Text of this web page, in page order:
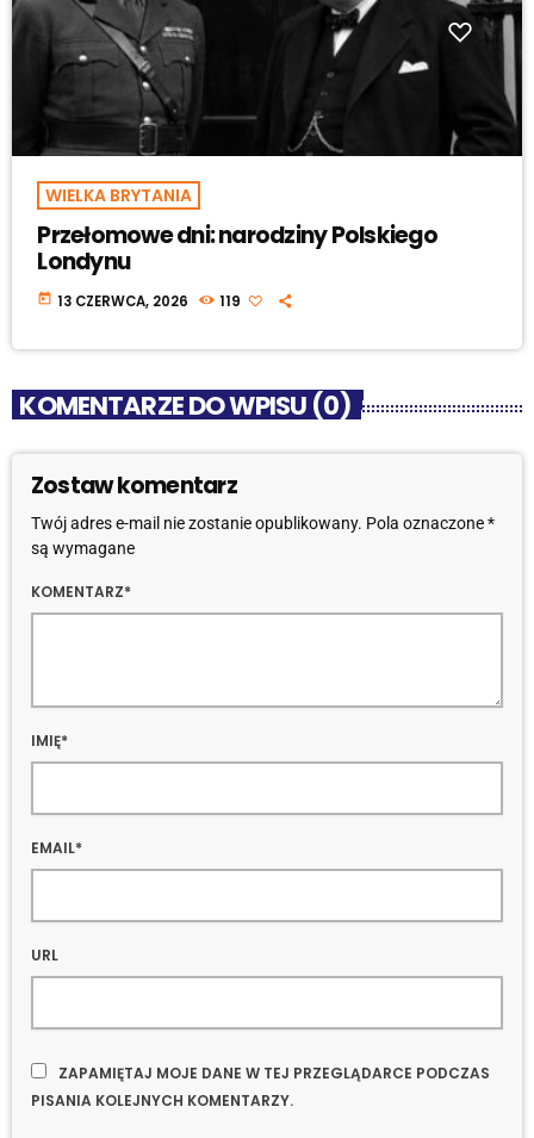
WIELKA BRYTANIA
Przełomowe dni: narodziny Polskiego
Londynu
today 13 CZERWCA, 2026 119
KOMENTARZE DO WPISU (0)
Zostaw komentarz
Twój adres e-mail nie zostanie opublikowany. Pola oznaczone *
są wymagane
KOMENTARZ*
IMIĘ*
EMAIL*
URL
ZAPAMIĘTAJ MOJE DANE W TEJ PRZEGLĄDARCE PODCZAS
PISANIA KOLEJNYCH KOMENTARZY.